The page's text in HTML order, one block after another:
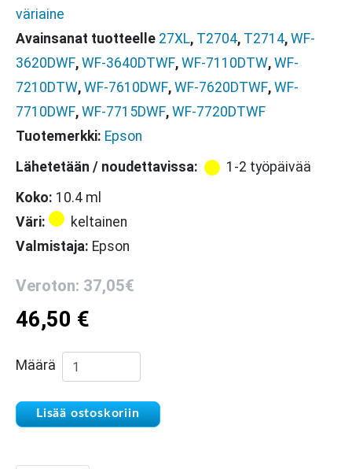
väriaine
Avainsanat tuotteelle 27XL, T2704, T2714, WF-
3620DWF, WF-3640DTWF, WF-7110DTW, WF-
7210DTW, WF-7610DWF, WF-7620DTWF, WF-
7710DWF, WF-7715DWF, WF-7720DTWF
Tuotemerkki: Epson
Lähetetään / noudettavissa:
1-2 työpäivää
Koko: 10.4 ml
Väri:
keltainen
Valmistaja: Epson
Veroton: 37,05€
46,50 €
Määrä Epson 27 XL / T2714 keltainen värikasetti
Lisää ostoskoriin